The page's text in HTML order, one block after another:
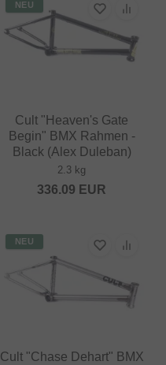
NEU
Cult "Heaven's Gate
Begin" BMX Rahmen -
Black (Alex Duleban)
2.3 kg
336.09 EUR
NEU
Cult "Chase Dehart" BMX